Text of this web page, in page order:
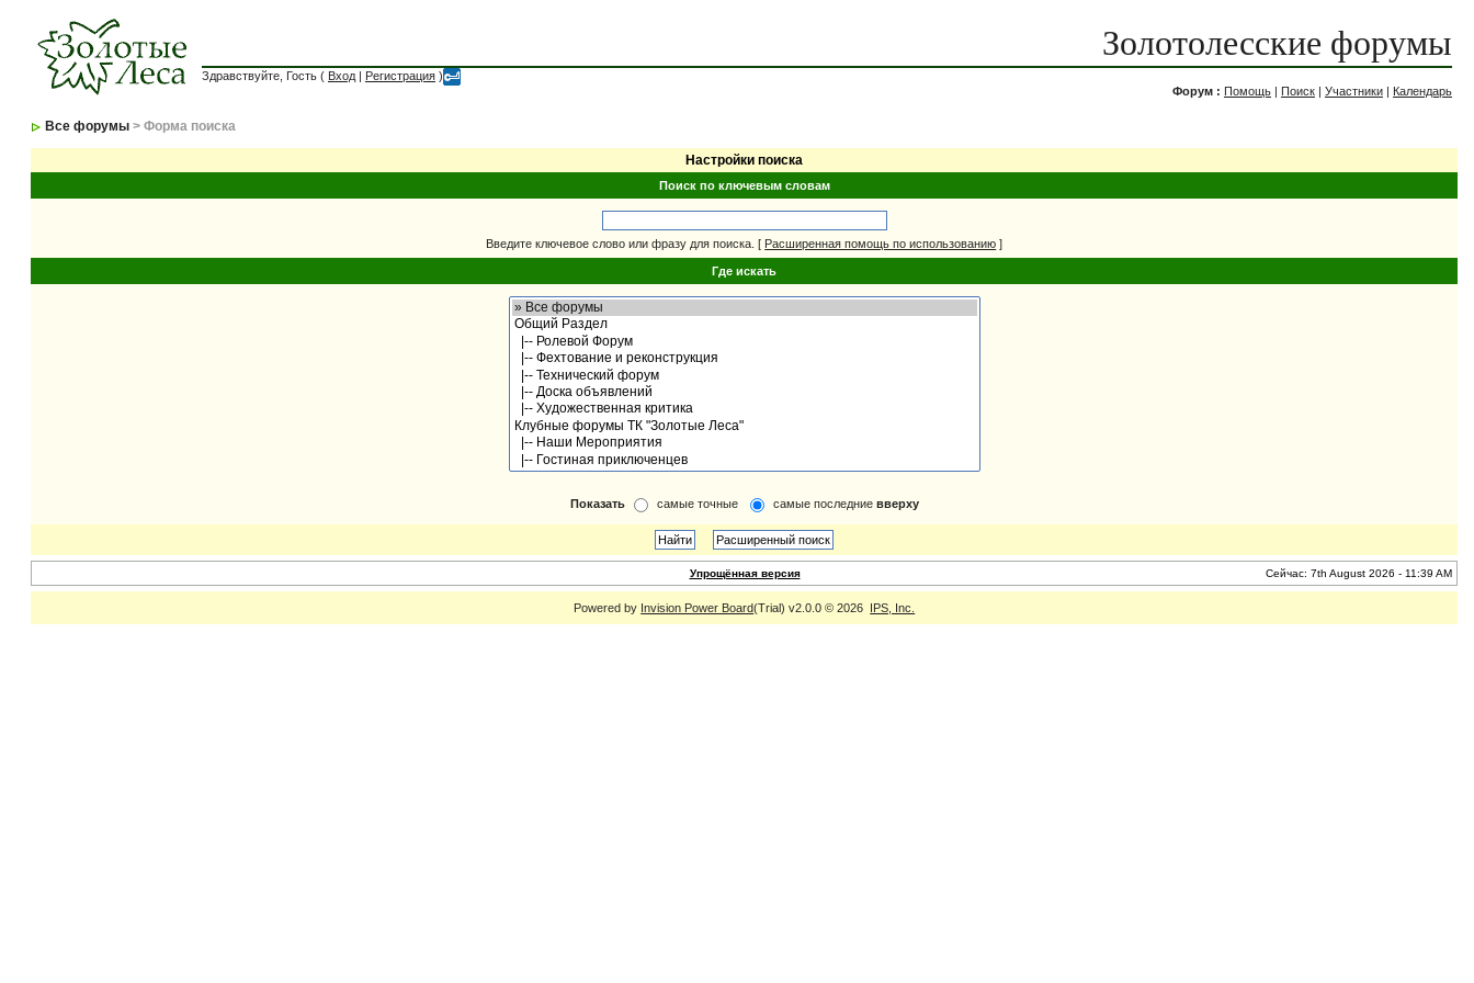
Золотолесские форумы
Здравствуйте, Гость ( Вход | Регистрация )
Форум : Помощь | Поиск | Участники | Календарь
Все форумы > Форма поиска
Настройки поиска
Поиск по ключевым словам
Введите ключевое слово или фразу для поиска. [ Расширенная помощь по использованию ]
Где искать
Показать самые точные самые последние вверху
Упрощённая версия Сейчас: 7th August 2026 - 11:39 AM
Powered by Invision Power Board(Trial) v2.0.0 © 2026 IPS, Inc.